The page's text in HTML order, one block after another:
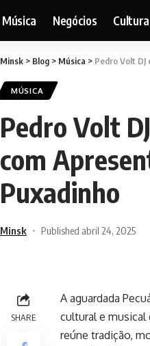
Música Negócios Cultura
Minsk > Blog > Música > Pedro Volt
MÚSICA
Pedro Volt
com
Puxadinho
Minsk Published abril 24, 2025
SHARE
A aguardada
cultural e
reúne tradição,